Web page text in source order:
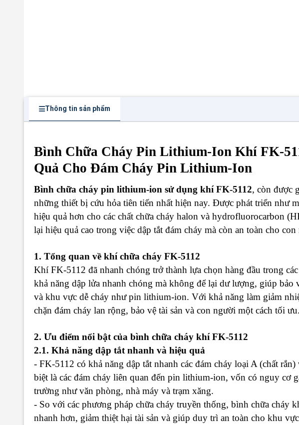
Thông tin sản phẩm
Bình Chữa Cháy Pin Lithium-Ion Khí FK-
Quả Cho Đám Cháy Pin Lithium-Ion
Bình chữa cháy pin lithium-ion sử dụng khí FK-5112, còn được
những thiết bị cứu hỏa tiên tiến nhất hiện nay. Được phát triển như
hiệu quả hơn cho các chất chữa cháy halon và hydrofluorocarbon
lại hiệu quả cao trong việc dập tắt đám cháy mà còn an toàn cho
1. Tổng quan về khí chữa cháy FK-5112
Khí FK-5112 đã nhanh chóng trở thành lựa chọn hàng đầu trong
khả năng dập lửa nhanh chóng mà không để lại dư lượng, giúp bảo
và khu vực dễ cháy như pin lithium-ion. Với khả năng làm giảm
chặn đám cháy lan rộng, bảo vệ tài sản và con người một cách tối ưu.
2. Ưu điểm nổi bật của bình chữa cháy khí FK-5112
2.1. Khả năng dập tắt nhanh và hiệu quả
- FK-5112 có khả năng dập tắt nhanh các đám cháy loại A (chất
biệt là các đám cháy liên quan đến pin lithium-ion, vốn có nguy cơ
trường như văn phòng, nhà máy và trạm xăng.
- So với các phương pháp chữa cháy truyền thống, bình chữa cháy
nhanh hơn, giảm thiệt hại tài sản và giúp duy trì an toàn cho khu